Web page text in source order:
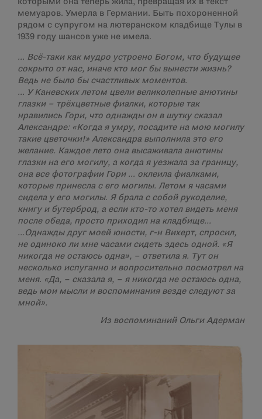
которыми она теперь жила, превращая их в текст
мемуаров. Умерла в Германии. Быть похороненной
рядом с супругом на лютеранском кладбище Тулы в
1939 году шансов уже не имела.
… Всё-таки как мудро устроено Богом, что будущее
сокрыто от нас, иначе кто мог бы вынести жизнь?
Ведь не было бы счастливых моментов.
… У Каневских летом цвели великолепные анютины
глазки – трёхцветные фиалки, которые так
нравились Гори, что однажды он в шутку сказал
Александре: «Когда я умру, посадите на мою могилу
такие цветочки!» Александра выполнила это его
желание. Каждое лето она высаживала анютины
глазки на его могилу, а когда я уезжала за границу,
она все фотографии Гори … оклеила фиалками,
которые принесла с его могилы. Летом я часами
сидела у его могилы. Я брала с собой рукоделие,
книгу и бутерброд, а если кто-то хотел видеть меня
после обеда, просто приходил на кладбище…
…Однажды друг моей юности, г-н Вихерт, спросил,
не одиноко ли мне часами сидеть здесь одной. «Я
никогда не остаюсь одна», – ответила я. Тут он
несколько испуганно и вопросительно посмотрел на
меня. «Да, – сказала я, – я никогда не остаюсь одна,
ведь мои мысли и воспоминания везде следуют за
мной».
Из воспоминаний Ольги Адерман